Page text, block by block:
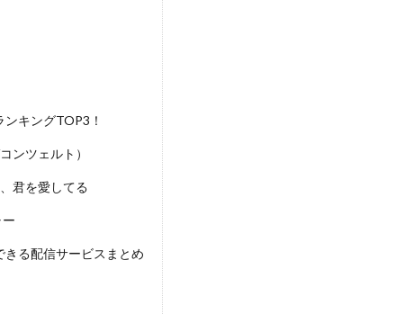
キングTOP3！
ンツェルト）
君を愛してる
る配信サービスまとめ